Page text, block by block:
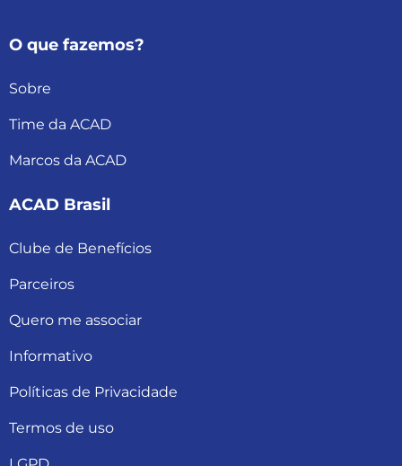
O que fazemos?
Sobre
Time da ACAD
Marcos da ACAD
ACAD Brasil
Clube de Benefícios
Parceiros
Quero me associar
Informativo
Políticas de Privacidade
Termos de uso